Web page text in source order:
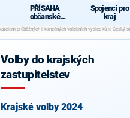
PŘÍSAHA
občanské
hnutí
Spojenci pro
kraj
Volby do krajských
zastupitelstev
Krajské volby 2024